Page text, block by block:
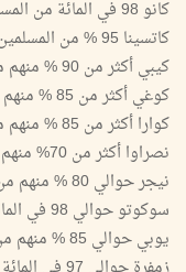
كانو 98 في المائة من المسلمين
كاتسينا 95 % من المسلمين
كيبي أكثر من 90 % منهم من المسلمين
كوغي أكثر من 85 % منهم من المسلمين
كوارا أكثر من 85 % منهم من المسلمين
نصراوا أكثر من 70% منهم من المسلمين
نيجر حوالي 80 % منهم من المسلمين
سوكوتو حوالي 98 في المائة من المسلمين
يوبي حوالي 85 % منهم من المسلمين